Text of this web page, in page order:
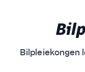
Bilpleiekongen